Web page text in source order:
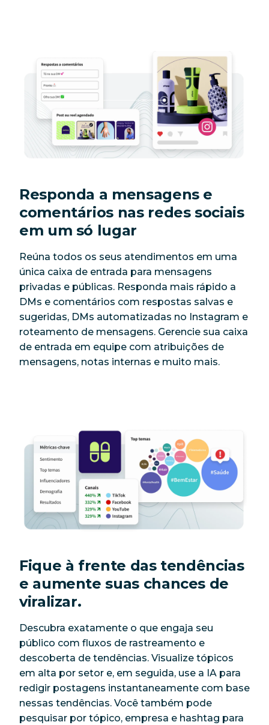
Responda a mensagens e
comentários nas redes sociais
em um só lugar
Reúna todos os seus atendimentos em uma
única caixa de entrada para mensagens
privadas e públicas. Responda mais rápido a
DMs e comentários com respostas salvas e
sugeridas, DMs automatizadas no Instagram e
roteamento de mensagens. Gerencie sua caixa
de entrada em equipe com atribuições de
mensagens, notas internas e muito mais.
Fique à frente das tendências
e aumente suas chances de
viralizar.
Descubra exatamente o que engaja seu
público com fluxos de rastreamento e
descoberta de tendências. Visualize tópicos
em alta por setor e, em seguida, use a IA para
redigir postagens instantaneamente com base
nessas tendências. Você também pode
pesquisar por tópico, empresa e hashtag para